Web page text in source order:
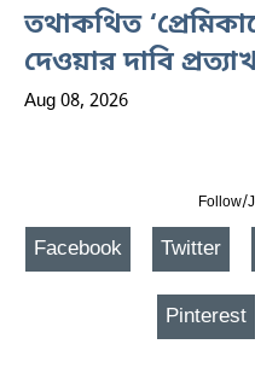
তথাকথিত
দেওয়ার দাবি
Aug 08, 2026
Follow/
Facebook Twitter
Pinterest